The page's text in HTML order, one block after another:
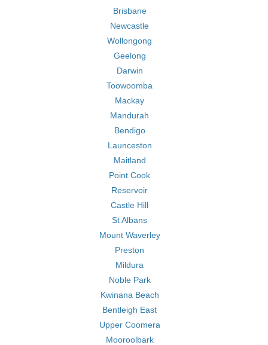
Brisbane
Newcastle
Wollongong
Geelong
Darwin
Toowoomba
Mackay
Mandurah
Bendigo
Launceston
Maitland
Point Cook
Reservoir
Castle Hill
St Albans
Mount Waverley
Preston
Mildura
Noble Park
Kwinana Beach
Bentleigh East
Upper Coomera
Mooroolbark